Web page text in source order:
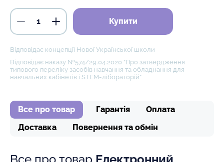
Купити
Відповідає концепції Нової Української школи
Відповідає наказу №574/29.04.2020 "Про затвердження
типового переліку засобів навчання та обладнання для
навчальних кабінетів і STEM-лібораторій"
Все про товар Гарантія
Оплата
Доставка
Повернення та обмін
Все про товар Електронний